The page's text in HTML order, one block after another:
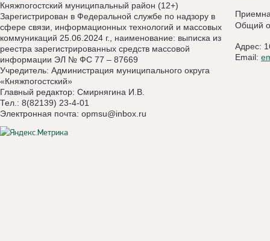
Княжпогостский муниципальный район (12+)
Зарегистрирован в Федеральной службе по надзору в
сфере связи, информационных технологий и массовых
коммуникаций 25.06.2024 г., наименование: выписка из
реестра зарегистрированных средств массовой
информации ЭЛ № ФС 77 – 87669
Учредитель: Администрация муниципального округа
«Княжпогостский»
Главный редактор: Смирнягина И.В.
Тел.: 8(82139) 23-4-01
Электронная почта: opmsu@inbox.ru
Общий
Адрес:
Email: